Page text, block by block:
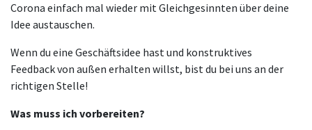
Corona einfach mal wieder mit Gleichgesinnten über deine
Idee austauschen.
Wenn du eine Geschäftsidee hast und konstruktives
Feedback von außen erhalten willst, bist du bei uns an der
richtigen Stelle!
Was muss ich vorbereiten?